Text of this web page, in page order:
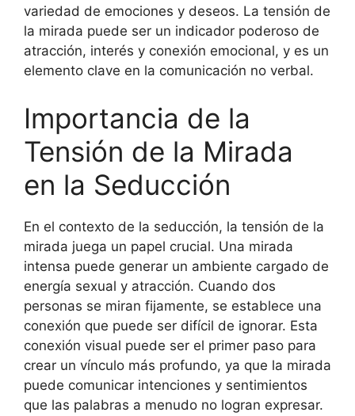
variedad de emociones y deseos. La tensión de
la mirada puede ser un indicador poderoso de
atracción, interés y conexión emocional, y es un
elemento clave en la comunicación no verbal.
Importancia de la
Tensión de la Mirada
en la Seducción
En el contexto de la seducción, la tensión de la
mirada juega un papel crucial. Una mirada
intensa puede generar un ambiente cargado de
energía sexual y atracción. Cuando dos
personas se miran fijamente, se establece una
conexión que puede ser difícil de ignorar. Esta
conexión visual puede ser el primer paso para
crear un vínculo más profundo, ya que la mirada
puede comunicar intenciones y sentimientos
que las palabras a menudo no logran expresar.